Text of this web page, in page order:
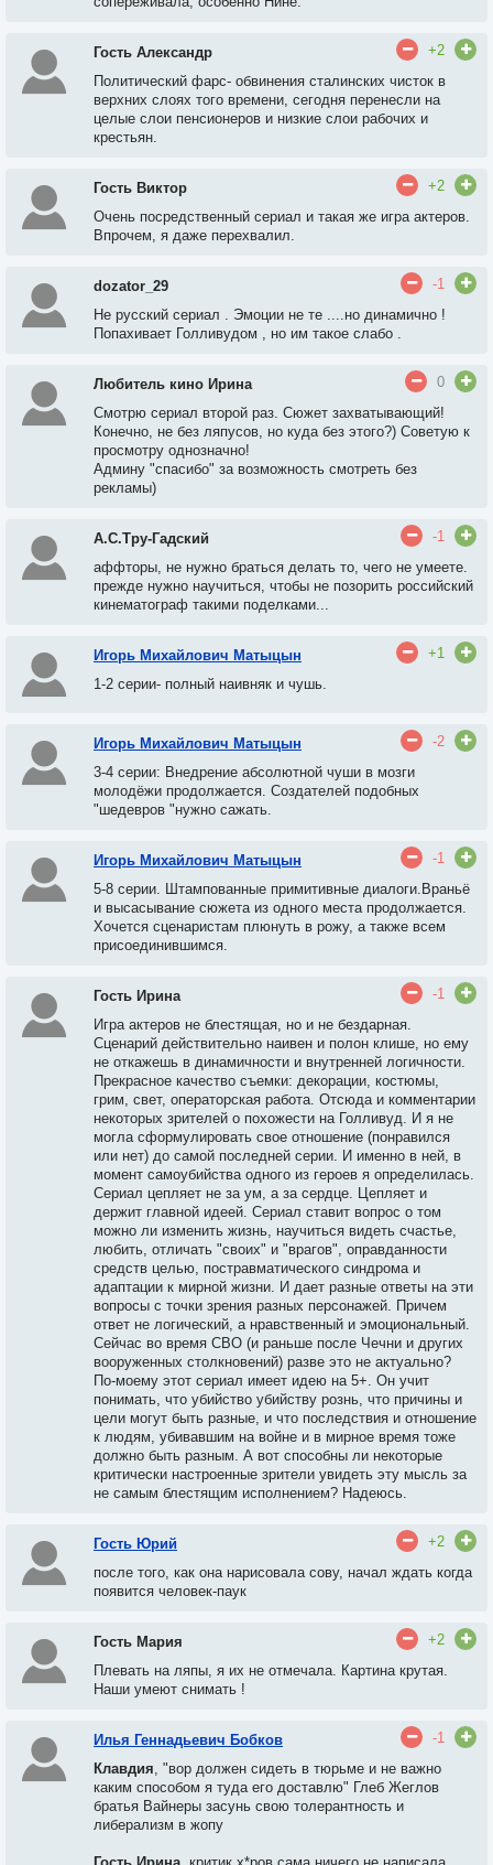
Гость Александр
+2
Политический фарс- обвинения сталинских чисток в
верхних слоях того времени, сегодня перенесли на
целые слои пенсионеров и низкие слои рабочих и
крестьян.
Гость Виктор
+2
Очень посредственный сериал и такая же игра актеров.
Впрочем, я даже перехвалил.
dozator_29
-1
Не русский сериал . Эмоции не те ....но динамично !
Попахивает Голливудом , но им такое слабо .
Любитель кино Ирина
0
Смотрю сериал второй раз. Сюжет захватывающий!
Конечно, не без ляпусов, но куда без этого?) Советую к
просмотру однозначно!
Админу "спасибо" за возможность смотреть без
рекламы)
А.С.Тру-Гадский
-1
аффторы, не нужно браться делать то, чего не умеете.
прежде нужно научиться, чтобы не позорить российский
кинематограф такими поделками...
Игорь Михайлович Матыцын
+1
1-2 серии- полный наивняк и чушь.
Игорь Михайлович Матыцын
-2
3-4 серии: Внедрение абсолютной чуши в мозги
молодёжи продолжается. Создателей подобных
"шедевров "нужно сажать.
Игорь Михайлович Матыцын
-1
5-8 серии. Штампованные примитивные диалоги.Враньё
и высасывание сюжета из одного места продолжается.
Хочется сценаристам плюнуть в рожу, а также всем
присоединившимся.
Гость Ирина
-1
Игра актеров не блестящая, но и не бездарная.
Сценарий действительно наивен и полон клише, но ему
не откажешь в динамичности и внутренней логичности.
Прекрасное качество съемки: декорации, костюмы,
грим, свет, операторская работа. Отсюда и комментарии
некоторых зрителей о похожести на Голливуд. И я не
могла сформулировать свое отношение (понравился
или нет) до самой последней серии. И именно в ней, в
момент самоубийства одного из героев я определилась.
Сериал цепляет не за ум, а за сердце. Цепляет и
держит главной идеей. Сериал ставит вопрос о том
можно ли изменить жизнь, научиться видеть счастье,
любить, отличать "своих" и "врагов", оправданности
средств целью, постравматического синдрома и
адаптации к мирной жизни. И дает разные ответы на эти
вопросы с точки зрения разных персонажей. Причем
ответ не логический, а нравственный и эмоциональный.
Сейчас во время СВО (и раньше после Чечни и других
вооруженных столкновений) разве это не актуально?
По-моему этот сериал имеет идею на 5+. Он учит
понимать, что убийство убийству рознь, что причины и
цели могут быть разные, и что последствия и отношение
к людям, убивавшим на войне и в мирное время тоже
должно быть разным. А вот способны ли некоторые
критически настроенные зрители увидеть эту мысль за
не самым блестящим исполнением? Надеюсь.
Гость Юрий
+2
после того, как она нарисовала сову, начал ждать когда
появится человек-паук
Гость Мария
+2
Плевать на ляпы, я их не отмечала. Картина крутая.
Наши умеют снимать !
Илья Геннадьевич Бобков
-1
Клавдия, "вор должен сидеть в тюрьме и не важно
каким способом я туда его доставлю" Глеб Жеглов
братья Вайнеры засунь свою толерантность и
либерализм в жопу